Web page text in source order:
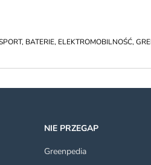
, BATERIE, ELEKTROMOBILNOŚĆ,
NIE PRZEGAP
Greenpedia